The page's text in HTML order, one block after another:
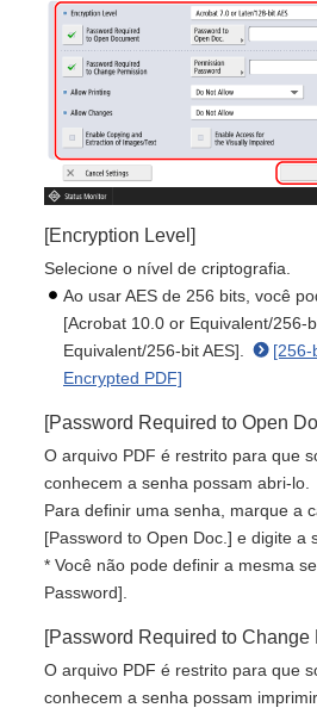
[Encryption Level]
Selecione o nível de criptografia.
Ao usar AES de 256 bits, você
[Acrobat 10.0 or Equivalent/256-
Equivalent/256-bit AES].
[256-
Encrypted PDF]
[Password Required to Open
O arquivo PDF é restrito para que
conhecem a senha possam abri-lo.
Para definir uma senha, marque a
[Password to Open Doc.] e digite a
* Você não pode definir a mesma
Password].
[Password Required to Change
O arquivo PDF é restrito para que
conhecem a senha possam